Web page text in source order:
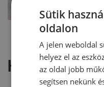
Hozzászólások
Sütik
oldalon
A jelen weboldal
helyez el az
az oldal jobb
segítsen nekünk